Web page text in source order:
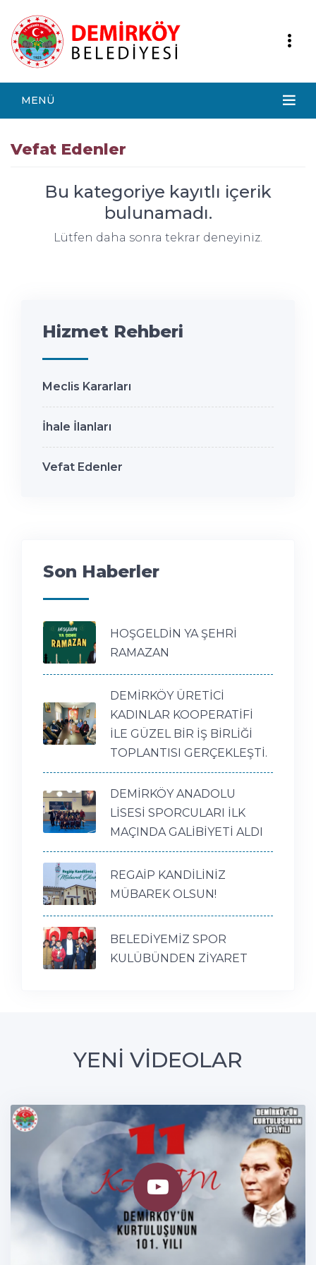
MENÜ
Vefat Edenler
Bu kategoriye kayıtlı içerik
bulunamadı.
Lütfen daha sonra tekrar deneyiniz.
Hizmet Rehberi
Meclis Kararları
İhale İlanları
Vefat Edenler
Son Haberler
HOŞGELDİN YA ŞEHRİ
RAMAZAN
DEMİRKÖY ÜRETİCİ
KADINLAR KOOPERATİFİ
İLE GÜZEL BİR İŞ BİRLİĞİ
TOPLANTISI GERÇEKLEŞTİ.
DEMİRKÖY ANADOLU
LİSESİ SPORCULARI İLK
MAÇINDA GALİBİYETİ ALDI
REGAİP KANDİLİNİZ
MÜBAREK OLSUN!
BELEDİYEMİZ SPOR
KULÜBÜNDEN ZİYARET
YENİ VİDEOLAR